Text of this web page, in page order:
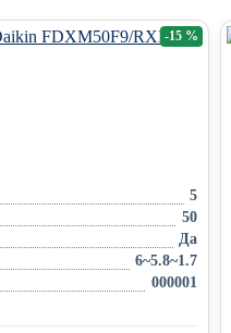
5
50
Да
6~5.8~1.7
000001
-15 %